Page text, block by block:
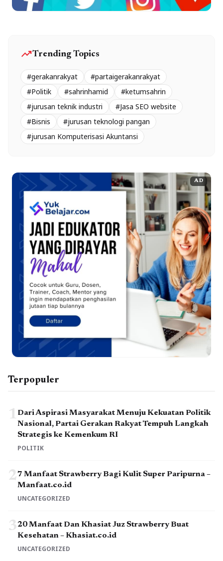
trending_upTrending Topics
#gerakanrakyat
#partaigerakanrakyat
#Politik
#sahrinhamid
#ketumsahrin
#jurusan teknik industri
#Jasa SEO website
#Bisnis
#jurusan teknologi pangan
#jurusan Komputerisasi Akuntansi
AD
Terpopuler
1 Dari Aspirasi Masyarakat Menuju Kekuatan Politik
Nasional, Partai Gerakan Rakyat Tempuh Langkah
Strategis ke Kemenkum RI
POLITIK
27 Manfaat Strawberry Bagi Kulit Super Paripurna –
Manfaat.co.id
UNCATEGORIZED
320 Manfaat Dan Khasiat Juz Strawberry Buat
Kesehatan – Khasiat.co.id
UNCATEGORIZED